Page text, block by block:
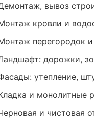
вывоз
кровли и
перегородок и
дорожки,
утепление,
и монолитные
и чистовая